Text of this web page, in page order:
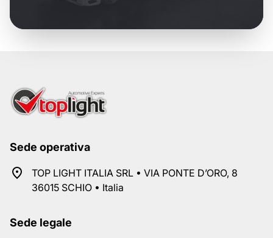
Sede operativa
TOP LIGHT ITALIA SRL • VIA PONTE D’ORO, 8
36015 SCHIO • Italia
Sede legale